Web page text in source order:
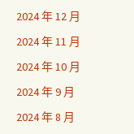
2024 年 12 月
2024 年 11 月
2024 年 10 月
2024 年 9 月
2024 年 8 月